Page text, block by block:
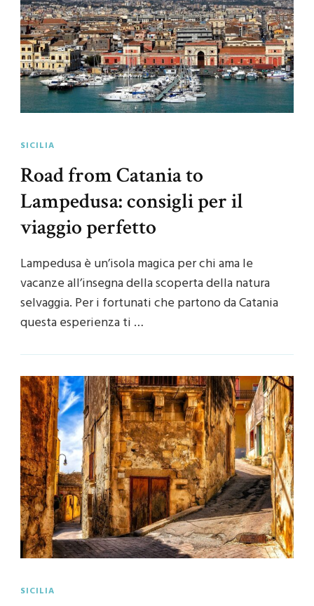
SICILIA
Road from Catania to
Lampedusa: consigli per il
viaggio perfetto
Lampedusa è un’isola magica per chi ama le
vacanze all’insegna della scoperta della natura
selvaggia. Per i fortunati che partono da Catania
questa esperienza ti …
SICILIA